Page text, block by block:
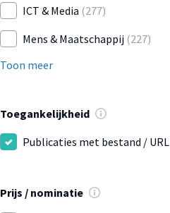
ICT & Media (277)
Mens & Maatschappij (227)
Toon meer
Toegankelijkheid
Publicaties met bestand / URL
Prijs / nominatie